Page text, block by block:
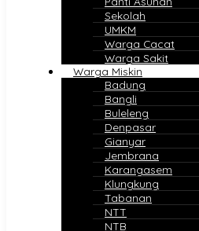
Sekolah
UMKM
Warga Cacat
Warga Sakit
Warga Miskin
Badung
Bangli
Buleleng
Denpasar
Gianyar
Jembrana
Karangasem
Klungkung
Tabanan
NTT
NTB